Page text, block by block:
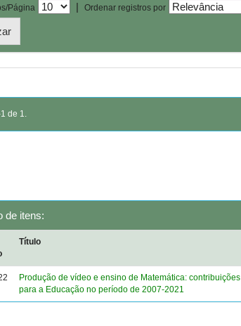
Página | Ordenar registros por
de 1.
de itens:
Título
Produção de vídeo e ensino de Matemática: contribuições
para a Educação no período de 2007-2021